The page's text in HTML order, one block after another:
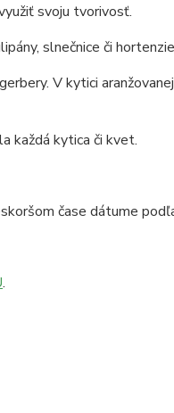
svoju tvorivosť.
slnečnice či
V kytici
každá kytica či kvet.
čase dátume
.